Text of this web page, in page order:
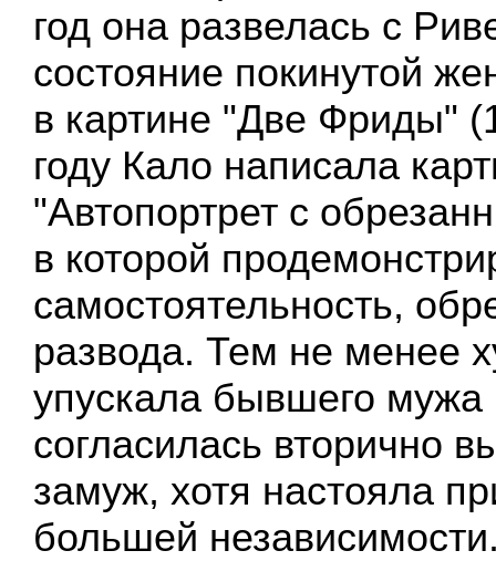
год она развелась с
состояние покинутой
в картине "Две Фриды"
году Кало написала
"Автопортрет с
в которой
самостоятельность,
развода. Тем не менее
упускала бывшего мужа
согласилась вторично
замуж, хотя настояла
большей